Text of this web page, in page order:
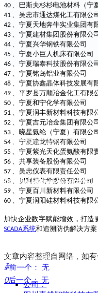
40
、巴斯夫杉杉电池材料（宁
41
、吴忠市通达煤化工有限公司
42
、宁夏天地奔牛实业集团有
43
、宁夏建材集团股份有限公司
44
、宁夏兴华钢铁有限公司
45
、宁夏小巨人机床有限公司
46
、宁夏瑞泰科技股份有限公司
47
、宁夏铭岛铝业有限公司
48
、宁夏协鑫晶体科技发展有
49
、平罗县万顺冶金化工有限
50
、宁夏和宁化学有限公司
51
、宁夏润丰新材料科技有限
52
、宁夏吉元冶金集团有限公司
53
、晓星氨纶（宁夏）有限公司
54
、宁夏建龙特钢有限公司
55
、宁夏紫光天化蛋氨酸有限
56
、共享装备股份有限公司
57
、吴忠仪表有限责任公司
58
、贝利特化学股份有限公司
59
、宁夏百川新材料有限公司
60
、宁夏润阳硅材料科技有限
加快企业数字赋能增效，打
SCADA系统和追溯防伪解决方
文章内容整理自网络，如有
ꄴ前一个：
无
ꄲ后一个： 无
公司微信公众号
公司网站
四川嘉越智能科技有限公
码机、平板彩色打印喷码机、
提供握手通讯开发、关联追溯
化MES系统、电子批生产记录
公司：